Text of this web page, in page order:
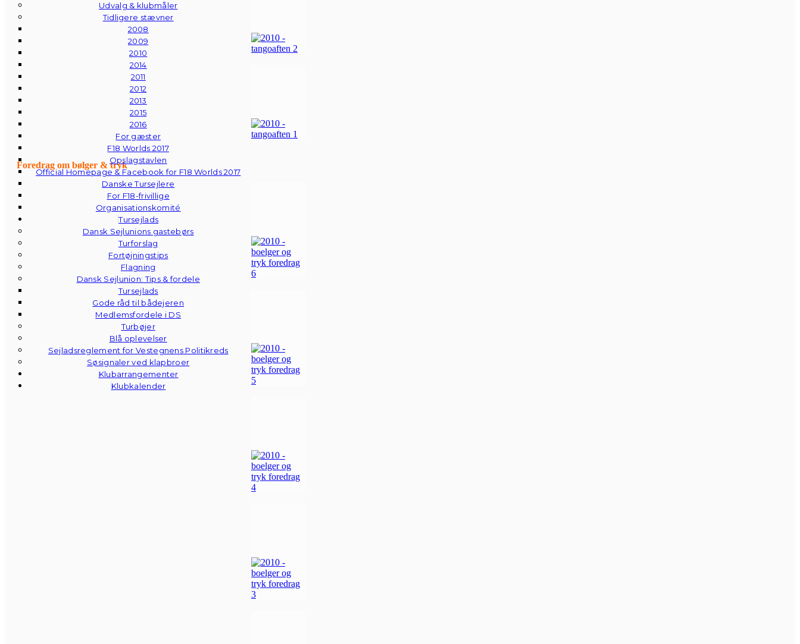
Udvalg & klubmåler
Tidligere stævner
2008
2009
2010
2014
2011
2012
2013
2015
2016
For gæster
F18 Worlds 2017
Opslagstavlen
Official Homepage & Facebook for F18 Worlds 2017
Danske Tursejlere
For F18-frivillige
Organisationskomité
Tursejlads
Dansk Sejlunions gastebørs
Turforslag
Fortøjningstips
Flagning
Dansk Sejlunion: Tips & fordele
Tursejlads
Gode råd til bådejeren
Medlemsfordele i DS
Turbøjer
Blå oplevelser
Sejladsreglement for Vestegnens Politikreds
Søsignaler ved klapbroer
Klubarrangementer
Klubkalender
Foredrag om bølger & tryk